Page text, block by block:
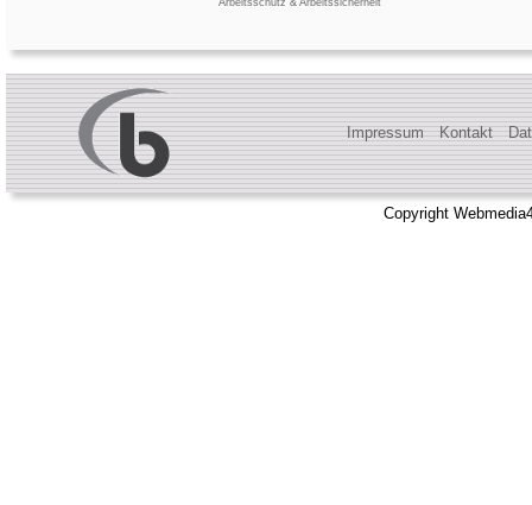
Arbeitsschutz & Arbeitssicherheit
Impressum Kontakt
Copyright